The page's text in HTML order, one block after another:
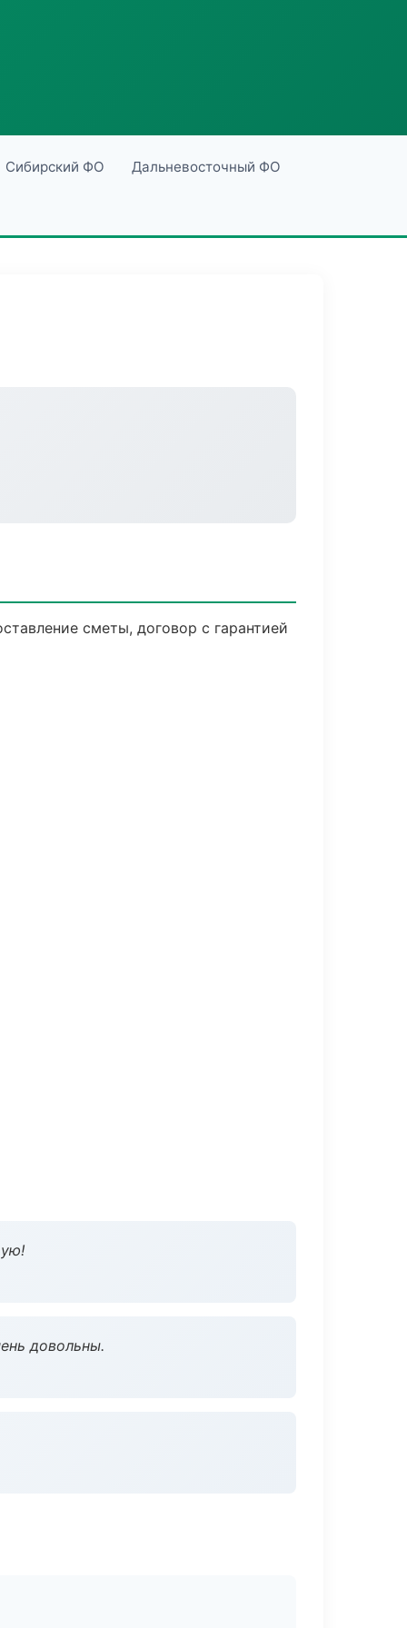
Сибирский ФО Дальневосточный ФО
сметы, договор с гарантией
довольны.